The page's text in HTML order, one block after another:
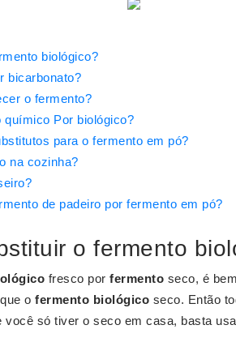
biológico?
bicarbonato?
o fermento?
químico Por biológico?
para o fermento em pó?
na cozinha?
de padeiro por fermento em pó?
o fermento
fresco por fermento seco, é
o fermento biológico seco. Então
você só tiver o seco em casa, basta